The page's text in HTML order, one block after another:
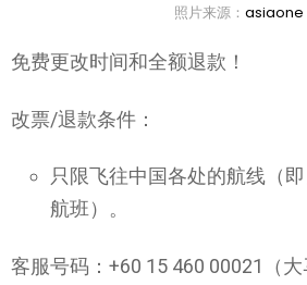
照片来源： asiaone
免费更改时间和全额退款！
改票/退款条件：
只限飞往中国各处的航线（
航班）。
客服号码：+60 15 460 00021（